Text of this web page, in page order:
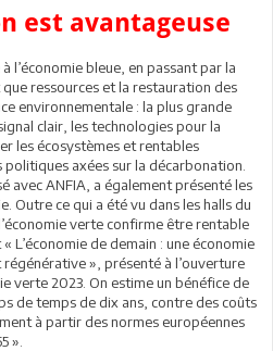
est avantageuse
l’économie bleue, en passant par la
ressources et la restauration des
environnementale : la plus grande
clair, les technologies pour la
les écosystèmes et rentables
politiques axées sur la décarbonation.
avec ANFIA, a également présenté les
Outre ce qui a été vu dans les halls du
verte confirme être rentable
L’économie de demain : une économie
», présenté à l’ouverture
verte 2023. On estime un bénéfice de
de temps de dix ans, contre des coûts
à partir des normes européennes
».